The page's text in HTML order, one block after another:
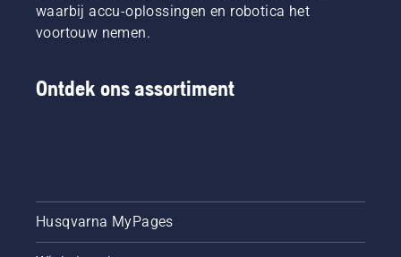
waarbij accu-oplossingen en robotica het
voortouw nemen.
Ontdek ons assortiment
Husqvarna MyPages